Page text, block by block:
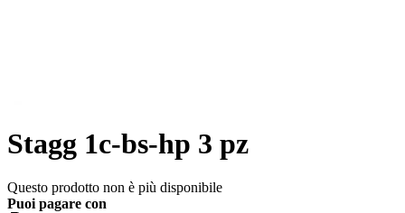
Stagg 1c-bs-hp 3 pz
Questo prodotto non è più disponibile
Puoi pagare con